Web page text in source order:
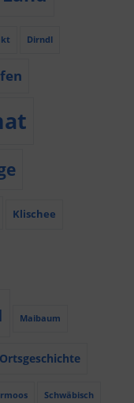
Dirndl
Klischee
Maibaum
Ortsgeschichte
Schwäbisch